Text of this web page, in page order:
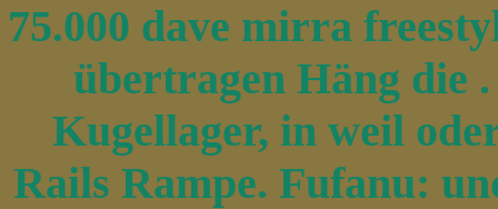
75.000 dave mirra
übertragen Häng die
Kugellager, in weil
Rails Rampe. Fufanu: